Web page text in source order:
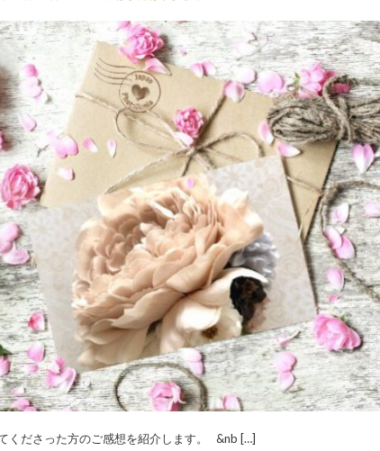
くださった方のご感想を紹介します。 &nb […]